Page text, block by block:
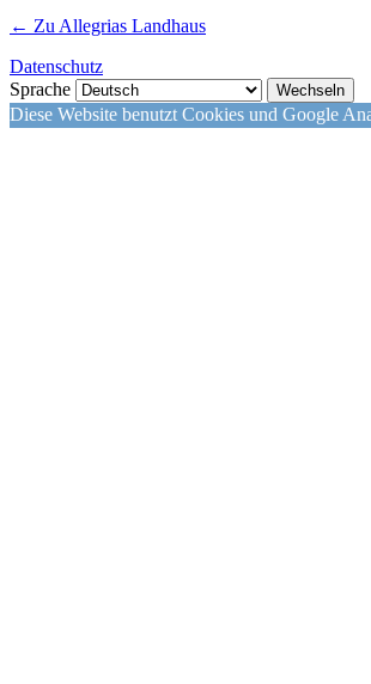
← Zu Allegrias Landhaus
Datenschutz
Sprache
Diese Website benutzt Cookies und Google